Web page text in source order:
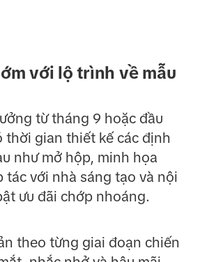
với lộ trình về mẫu
từ tháng 9 hoặc đầu
thời gian thiết kế các định
như mở hộp, minh họa
tác với nhà sáng tạo và nội
ưu đãi chớp nhoáng.
theo từng giai đoạn chiến